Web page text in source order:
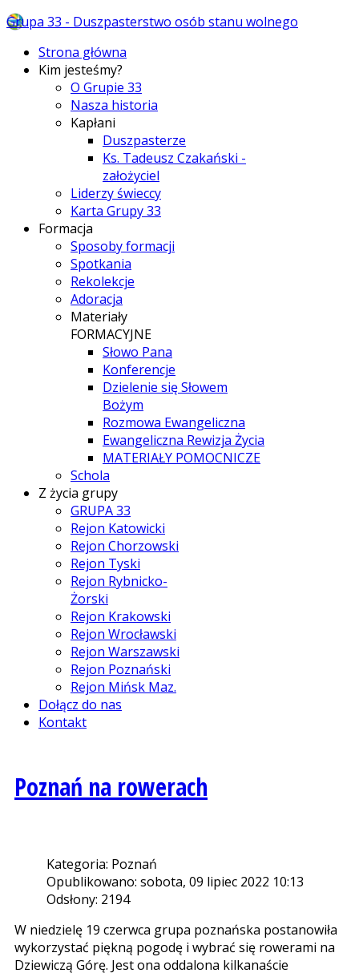
Grupa 33 - Duszpasterstwo osób stanu wolnego
Strona główna
Kim jesteśmy?
O Grupie 33
Nasza historia
Kapłani
Duszpasterze
Ks. Tadeusz Czakański -
założyciel
Liderzy świeccy
Karta Grupy 33
Formacja
Sposoby formacji
Spotkania
Rekolekcje
Adoracja
Materiały
FORMACYJNE
Słowo Pana
Konferencje
Dzielenie się Słowem
Bożym
Rozmowa Ewangeliczna
Ewangeliczna Rewizja Życia
MATERIAŁY POMOCNICZE
Schola
Z życia grupy
GRUPA 33
Rejon Katowicki
Rejon Chorzowski
Rejon Tyski
Rejon Rybnicko-
Żorski
Rejon Krakowski
Rejon Wrocławski
Rejon Warszawski
Rejon Poznański
Rejon Mińsk Maz.
Dołącz do nas
Kontakt
Poznań na rowerach
Kategoria: Poznań
Opublikowano: sobota, 09 lipiec 2022 10:13
Odsłony: 2194
W niedzielę 19 czerwca grupa poznańska postanowiła
wykorzystać piękną pogodę i wybrać się rowerami na
Dziewiczą Górę. Jest ona oddalona kilkanaście